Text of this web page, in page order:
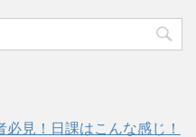
見！日課はこんな感じ！